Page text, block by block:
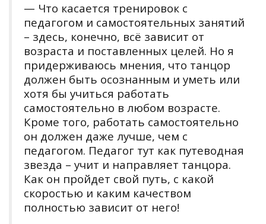
— Что касается тренировок с
педагогом и самостоятельных занятий
– здесь, конечно, всё зависит от
возраста и поставленных целей. Но я
придерживаюсь мнения, что танцор
должен быть осознанным и уметь или
хотя бы учиться работать
самостоятельно в любом возрасте.
Кроме того, работать самостоятельно
он должен даже лучше, чем с
педагогом. Педагог тут как путеводная
звезда – учит и направляет танцора.
Как он пройдет свой путь, с какой
скоростью и каким качеством
полностью зависит от него!